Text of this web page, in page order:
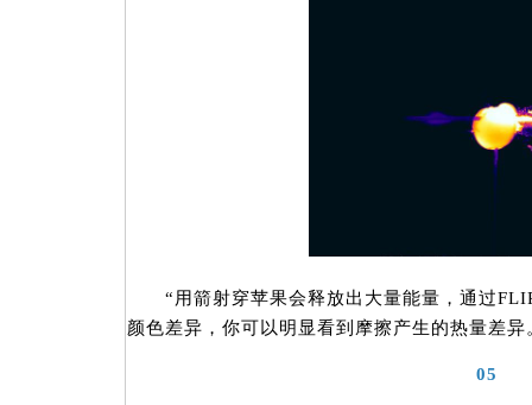
“用箭射穿苹果会释放出大量能量，通过
颜色差异，你可以明显看到摩擦产生的热量差异
05